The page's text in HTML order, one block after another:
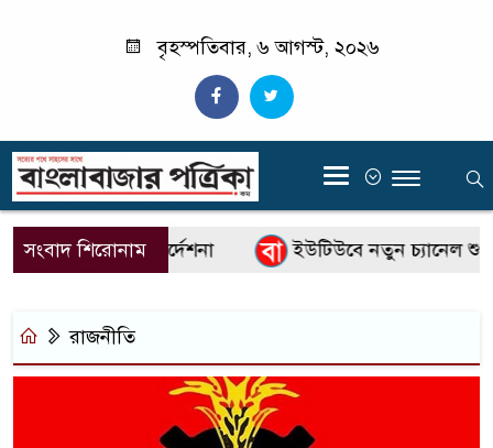
বৃহস্পতিবার, ৬ আগস্ট, ২০২৬
‍
সংবাদ শিরোনাম
প্রধানমন্ত্রীর নির্দেশনা ইউটিউবে নতুন চ্যানেল শুরু
রাজনীতি